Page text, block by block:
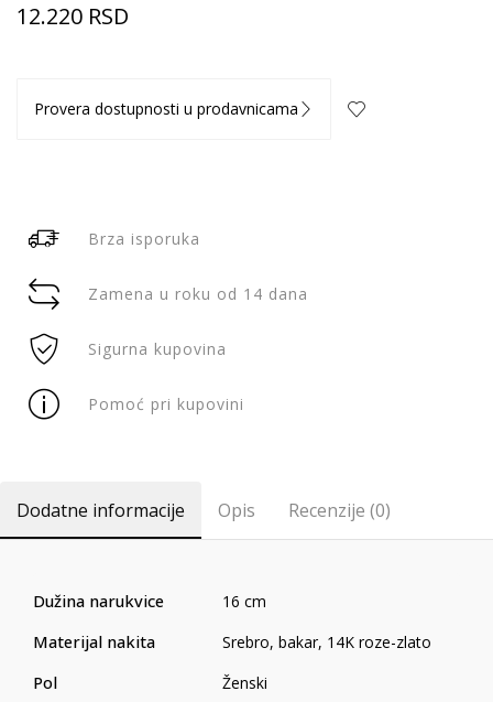
12.220 RSD
Provera dostupnosti u prodavnicama
Brza isporuka
Zamena u roku od 14 dana
Sigurna kupovina
Pomoć pri kupovini
Dodatne informacije Opis Recenzije (0)
Dužina narukvice 16 cm
Materijal nakita Srebro, bakar, 14K roze-zlato
Pol Ženski